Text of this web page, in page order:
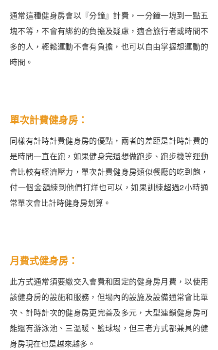
通常這種健身房會以『分鐘』計費，一分鐘一塊到一點五
塊不等，不會有綁約的負擔及疑慮，適合旅行者或時間不
多的人，輕鬆運動不會有負擔，也可以自由掌握想運動的
時間。
單次計費健身房：
同樣有計時計費健身房的優點，兩者的差距是計時計費的
是時間一直在跑，如果健身完還想做跑步、跑步機等運動
會比較有經濟壓力，單次計費健身房類似餐廳的吃到飽，
付一個金額練到他們打烊也可以，如果訓練超過2小時通
常單次會比計時健身房划算。
月費式健身房：
此方式通常須要繳交入會費和固定的健身房月費，以使用
該健身房的設施和服務，但場內的設施及設備通常會比單
次、計時計次的健身房更完善及多元，大型連鎖健身房可
能還有游泳池、三溫暖、籃球場，但三者方式都兼具的健
身房現在也是越來越多。